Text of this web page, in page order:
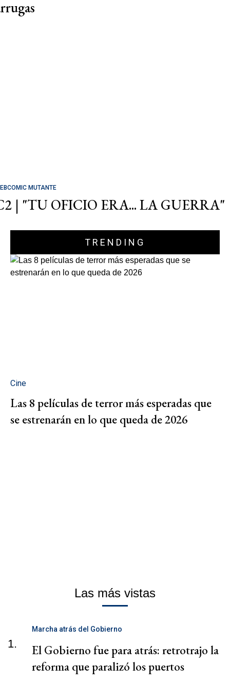
MUTANTE
| "TU OFICIO ERA... LA GUERRA"
TRENDING
Cine
Las 8 películas de terror más esperadas que
se estrenarán en lo que queda de 2026
Las más vistas
1.
Marcha atrás del Gobierno
El Gobierno fue para atrás: retrotrajo la
reforma que paralizó los puertos